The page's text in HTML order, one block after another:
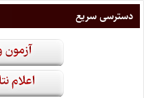
دسترسی سریع